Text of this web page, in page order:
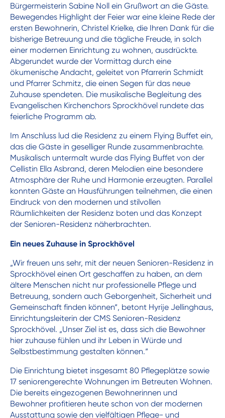
Bürgermeisterin Sabine Noll ein Grußwort an die Gäste.
Bewegendes Highlight der Feier war eine kleine Rede der
ersten Bewohnerin, Christel Krielke, die Ihren Dank für die
bisherige Betreuung und die tägliche Freude, in solch
einer modernen Einrichtung zu wohnen, ausdrückte.
Abgerundet wurde der Vormittag durch eine
ökumenische Andacht, geleitet von Pfarrerin Schmidt
und Pfarrer Schmitz, die einen Segen für das neue
Zuhause spendeten. Die musikalische Begleitung des
Evangelischen Kirchenchors Sprockhövel rundete das
feierliche Programm ab.
Im Anschluss lud die Residenz zu einem Flying Buffet ein,
das die Gäste in geselliger Runde zusammenbrachte.
Musikalisch untermalt wurde das Flying Buffet von der
Cellistin Ella Asbrand, deren Melodien eine besondere
Atmosphäre der Ruhe und Harmonie erzeugten. Parallel
konnten Gäste an Hausführungen teilnehmen, die einen
Eindruck von den modernen und stilvollen
Räumlichkeiten der Residenz boten und das Konzept
der Senioren-Residenz näherbrachten.
Ein neues Zuhause in Sprockhövel
„Wir freuen uns sehr, mit der neuen Senioren-Residenz in
Sprockhövel einen Ort geschaffen zu haben, an dem
ältere Menschen nicht nur professionelle Pflege und
Betreuung, sondern auch Geborgenheit, Sicherheit und
Gemeinschaft finden können“, betont Hyrije Jellinghaus,
Einrichtungsleiterin der CMS Senioren-Residenz
Sprockhövel. „Unser Ziel ist es, dass sich die Bewohner
hier zuhause fühlen und ihr Leben in Würde und
Selbstbestimmung gestalten können.“
Die Einrichtung bietet insgesamt 80 Pflegeplätze sowie
17 seniorengerechte Wohnungen im Betreuten Wohnen.
Die bereits eingezogenen Bewohnerinnen und
Bewohner profitieren heute schon von der modernen
Ausstattung sowie den vielfältigen Pflege- und